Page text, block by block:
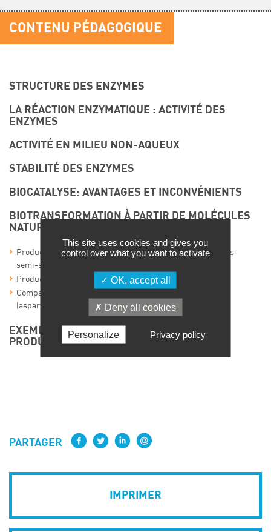
CONTENU PÉDAGOGIQUE
STRUCTURE DES ENZYMES
LA RÉACTION ENZYMATIQUE : ACTIVITÉ DES
ENZYMES
ACTIVITÉ EN MILIEU NON-AQUEUX
STABILITÉ DES ENZYMES
BIOCATALYSE: AVANTAGES ET INCONVÉNIENTS
BIOTRANSFORMATION À PARTIR DE MOLÉCULES
NATURELLES:
Production de glucides, production de lipides, penicillines
semi-synthétiques
Production de molécules:
Comparaison entre méthodes chimiques et biocatalyse
(aspartame, acrylamide)
EXEMPLES RÉCENTS DE MOLÉCULES
PRODUITES PAR BIOCATALYSE
PARTAGER
IMPRIMER
This site uses cookies and gives you
control over what you want to activate
OK, accept all
Deny all cookies
Personalize Privacy policy